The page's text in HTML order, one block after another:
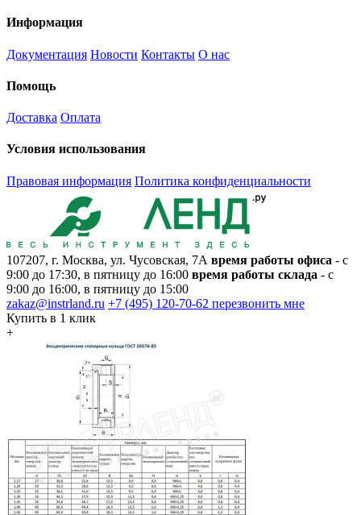
Информация
Документация Новости Контакты О нас
Помощь
Доставка Оплата
Условия использования
Правовая информация Политика конфиденциальности
107207, г. Москва, ул. Чусовская, 7А время работы офиса - с
9:00 до 17:30, в пятницу до 16:00 время работы склада - с
9:00 до 16:00, в пятницу до 15:00
zakaz@instrland.ru +7 (495) 120-70-62 перезвонить мне
Купить в 1 клик
+